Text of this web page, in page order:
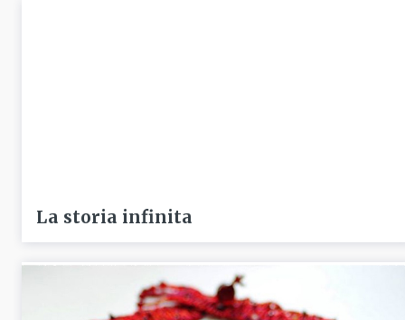
La storia infinita